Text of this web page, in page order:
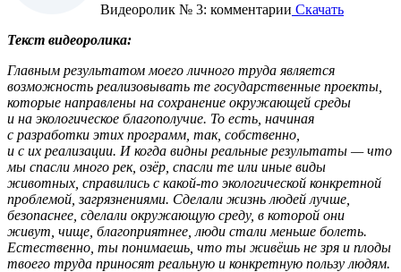
Видеоролик № 3: комментарии Скачать
Текст видеоролика:
Главным результатом моего личного труда является
возможность реализовывать те государственные проекты,
которые направлены на сохранение окружающей среды
и на экологическое благополучие. То есть, начиная
с разработки этих программ, так, собственно,
и с их реализации. И когда видны реальные результаты — что
мы спасли много рек, озёр, спасли те или иные виды
животных, справились с какой-то экологической конкретной
проблемой, загрязнениями. Сделали жизнь людей лучше,
безопаснее, сделали окружающую среду, в которой они
живут, чище, благоприятнее, люди стали меньше болеть.
Естественно, ты понимаешь, что ты живёшь не зря и плоды
твоего труда приносят реальную и конкретную пользу людям.